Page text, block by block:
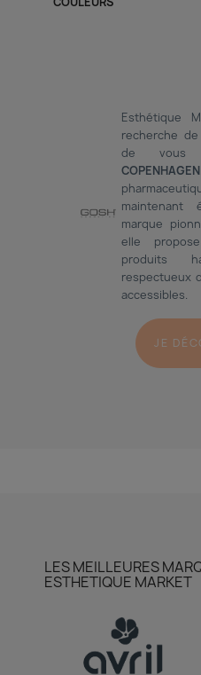
Esthétique
recherche
de vous
COPENHAGEN
maintenant
marque
elle
produits
respectueux
accessibles.
JE
LES MEILLEURES
ESTHETIQUE MARKET